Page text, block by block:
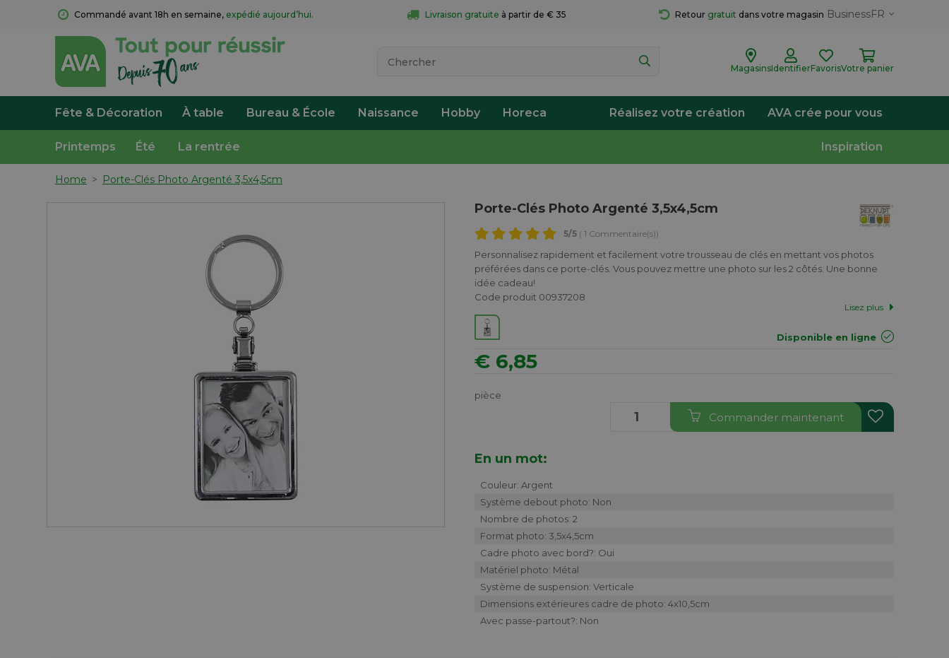
Commandé avant 18h en semaine, expédié aujourd’hui. Livraison gratuite à partir de € 35 Retour gratuit dans votre magasin BusinessFR
MagasinsIdentifierFavorisVotre panier
Fête & Décoration À table Bureau & École Naissance Hobby Horeca Réalisez votre création AVA crée pour vous
Printemps Été La rentrée Inspiration
Home > Porte-Clés Photo Argenté 3,5x4,5cm
Porte-Clés Photo Argenté 3,5x4,5cm
5/5 ( 1 Commentaire(s))
Personnalisez rapidement et facilement votre trousseau de clés en mettant vos photos
préférées dans ce porte-clés. Vous pouvez mettre une photo sur les 2 côtés. Une bonne
idée cadeau!
Code produit 00937208
Lisez plus
Disponible en ligne
€ 6,85
pièce
Commander maintenant
En un mot:
Couleur: Argent
Système debout photo: Non
Nombre de photos: 2
Format photo: 3,5x4,5cm
Cadre photo avec bord?: Oui
Matériel photo: Métal
Système de suspension: Verticale
Dimensions extérieures cadre de photo: 4x10,5cm
Avec passe-partout?: Non